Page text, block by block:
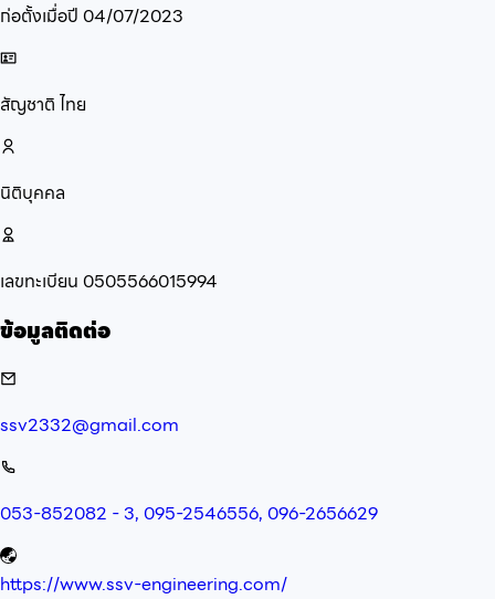
ก่อตั้งเมื่อปี 04/07/2023
สัญชาติ ไทย
นิติบุคคล
เลขทะเบียน 0505566015994
ข้อมูลติดต่อ
ssv2332@gmail.com
053-852082 - 3, 095-2546556, 096-2656629
https://www.ssv-engineering.com/